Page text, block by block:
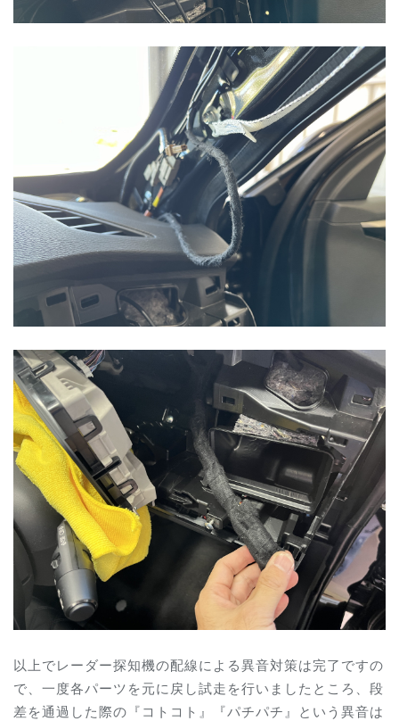
以上でレーダー探知機の配線による異音対策は完了ですの
で、一度各パーツを元に戻し試走を行いましたところ、段
差を通過した際の 『コトコト』『パチパチ』という異音は